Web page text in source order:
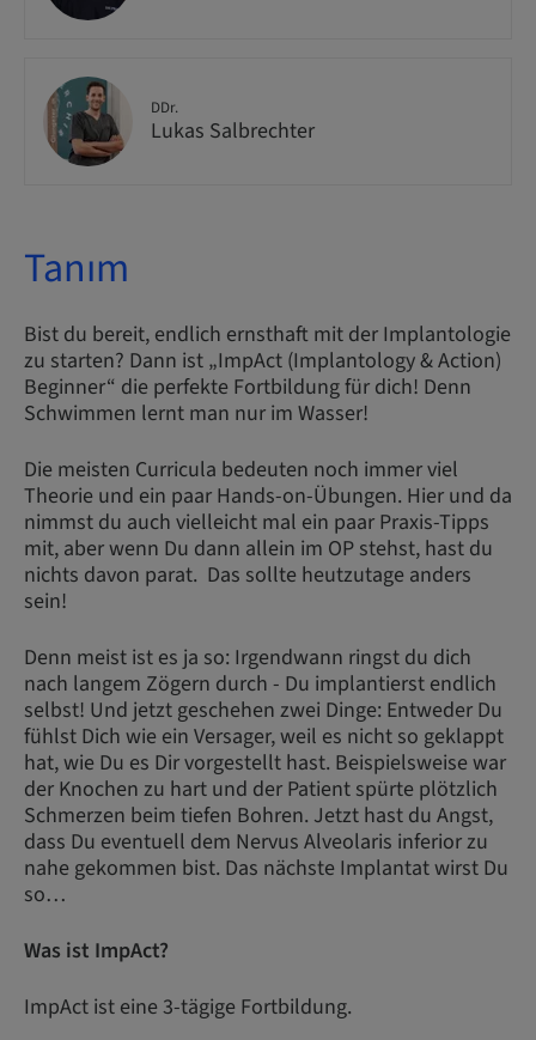
DDr.
Lukas Salbrechter
Tanım
Bist du bereit, endlich ernsthaft mit der Implantologie
zu starten? Dann ist „ImpAct (Implantology & Action)
Beginner“ die perfekte Fortbildung für dich! Denn
Schwimmen lernt man nur im Wasser!
Die meisten Curricula bedeuten noch immer viel
Theorie und ein paar Hands-on-Übungen. Hier und da
nimmst du auch vielleicht mal ein paar Praxis-Tipps
mit, aber wenn Du dann allein im OP stehst, hast du
nichts davon parat. Das sollte heutzutage anders
sein!
Denn meist ist es ja so: Irgendwann ringst du dich
nach langem Zögern durch - Du implantierst endlich
selbst! Und jetzt geschehen zwei Dinge: Entweder Du
fühlst Dich wie ein Versager, weil es nicht so geklappt
hat, wie Du es Dir vorgestellt hast. Beispielsweise war
der Knochen zu hart und der Patient spürte plötzlich
Schmerzen beim tiefen Bohren. Jetzt hast du Angst,
dass Du eventuell dem Nervus Alveolaris inferior zu
nahe gekommen bist. Das nächste Implantat wirst Du
so…
Was ist ImpAct?
ImpAct ist eine 3-tägige Fortbildung.